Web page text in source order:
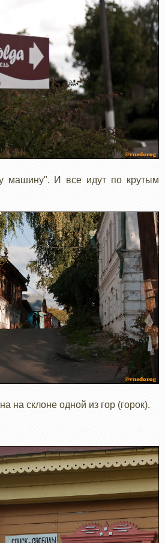
машину". И все идут по крутым
на склоне одной из гор (горок).